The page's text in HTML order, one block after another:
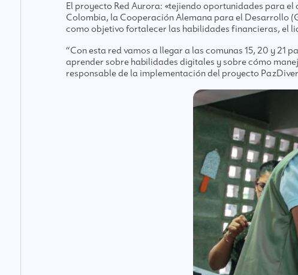
El proyecto Red Aurora: «tejiendo oportunidades para
Colombia, la Cooperación Alemana para el Desarrollo
como objetivo fortalecer las habilidades financieras, el
“Con esta red vamos a llegar a las comunas 15, 20 y
aprender sobre habilidades digitales y sobre cómo
responsable de la implementación del proyecto